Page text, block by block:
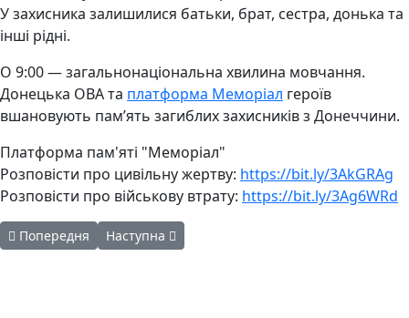
У захисника залишилися батьки, брат, сестра, донька та
інші рідні.
О 9:00 — загальнонаціональна хвилина мовчання.
Донецька ОВА та платформа Меморіал героїв
вшановують пам’ять загиблих захисників з Донеччини.
Платформа пам'яті "Меморіал"
Розповісти про цивільну жертву: https://bit.ly/3AkGRAg
Розповісти про військову втрату: https://bit.ly/3Ag6WRd
Попередня стаття: 1 жовтня - День захисників і захисниць
Попередня Наступна стаття: Все, що можна зробити
Наступна